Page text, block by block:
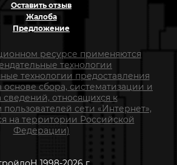
Оставить отзыв
Жалоба
Предложение
ресурсе применяются
технологии
технологии предоставления
сбора, систематизации и
сведений, относящихся к
сети «Интернет»,
на территории Российской
Федерации)